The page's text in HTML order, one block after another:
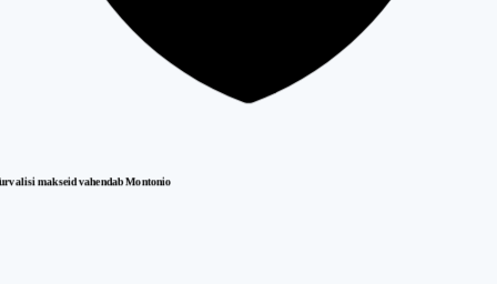
makseid vahendab Montonio